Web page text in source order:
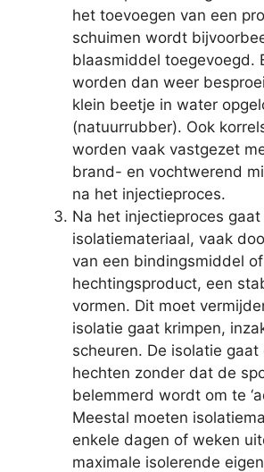
het toevoegen van een
schuimen wordt
blaasmiddel toegevoegd.
worden dan weer
klein beetje in water
(natuurrubber). Ook
worden vaak vastgezet
brand- en vochtwerend
na het injectieproces.
Na het injectieproces
isolatiemateriaal, vaak
van een bindingsmiddel of
hechtingsproduct, een
vormen. Dit moet
isolatie gaat krimpen,
scheuren. De isolatie
hechten zonder dat de
belemmerd wordt om te
Meestal moeten
enkele dagen of weken
maximale isolerende